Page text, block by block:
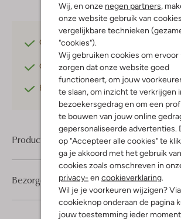
Wij, en onze negen partners ,
onze website gebruik van
vergelijkbare technieken
"cookies").
Wij gebruiken cookies om ervoor
zorgen dat onze website goed
functioneert, om jouw
te slaan, om inzicht te verkrijgen
bezoekersgedrag en om een
te bouwen van jouw online
gepersonaliseerde advertenties.
op "Accepteer alle cookies" te
ga je akkoord met het gebruik
cookies zoals omschreven in
privacy- en cookieverklaring
Wil je je voorkeuren wijzigen?
cookieknop onderaan de pagina
jouw toestemming ieder moment
Gratis verzending
Gratis retournerenbinnen 30 dagen*
Betaal achteraf met Klarna
Product informatie
Bezorgen & retourneren